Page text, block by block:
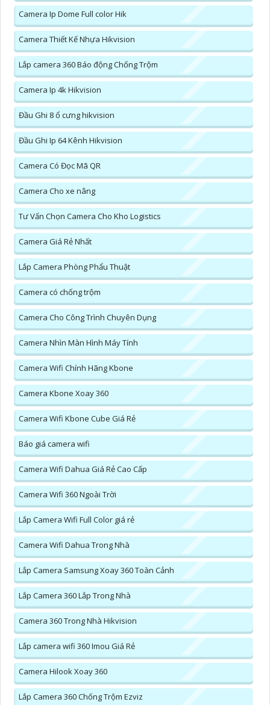
Camera Ip Dome Full color Hik
Camera Thiết Kế Nhựa Hikvision
Lắp camera 360 Báo động Chống Trộm
Camera Ip 4k Hikvision
Đầu Ghi 8 ổ cưng hikvision
Đầu Ghi Ip 64 Kênh Hikvision
Camera Có Đọc Mã QR
Camera Cho xe nâng
Tư Vấn Chọn Camera Cho Kho Logistics
Camera Giá Rẻ Nhất
Lắp Camera Phòng Phẩu Thuật
Camera có chống trộm
Camera Cho Công Trình Chuyên Dụng
Camera Nhìn Màn Hình Máy Tính
Camera Wifi Chính Hãng Kbone
Camera Kbone Xoay 360
Camera Wifi Kbone Cube Giá Rẻ
Báo giá camera wifi
Camera Wifi Dahua Giá Rẻ Cao Cấp
Camera Wifi 360 Ngoài Trời
Lắp Camera Wifi Full Color giá rẻ
Camera Wifi Dahua Trong Nhà
Lắp Camera Samsung Xoay 360 Toàn Cảnh
Lắp Camera 360 Lắp Trong Nhà
Camera 360 Trong Nhà Hikvision
Lắp camera wifi 360 Imou Giá Rẻ
Camera Hilook Xoay 360
Lắp Camera 360 Chống Trộm Ezviz